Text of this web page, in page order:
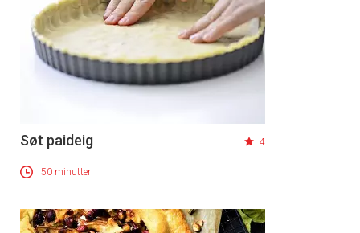
Søt paideig 4
50 minutter